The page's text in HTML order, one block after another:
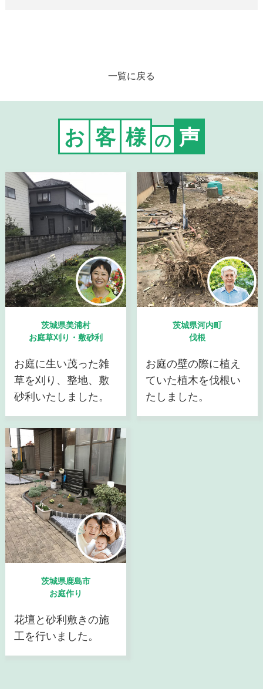
一覧に戻る
お 客 様 の 声
茨城県美浦村
お庭草刈り・敷砂利
お庭に生い茂った雑
草を刈り、整地、敷
砂利いたしました。
茨城県河内町
伐根
お庭の壁の際に植え
ていた植木を伐根い
たしました。
茨城県鹿島市
お庭作り
花壇と砂利敷きの施
工を行いました。